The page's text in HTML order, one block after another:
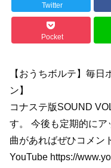
Twitter
Pocket
【おうちボルテ】毎
ン】
コナステ版SOUND
す。 今後も定期的に
曲があればぜひコメン
YouTube https://